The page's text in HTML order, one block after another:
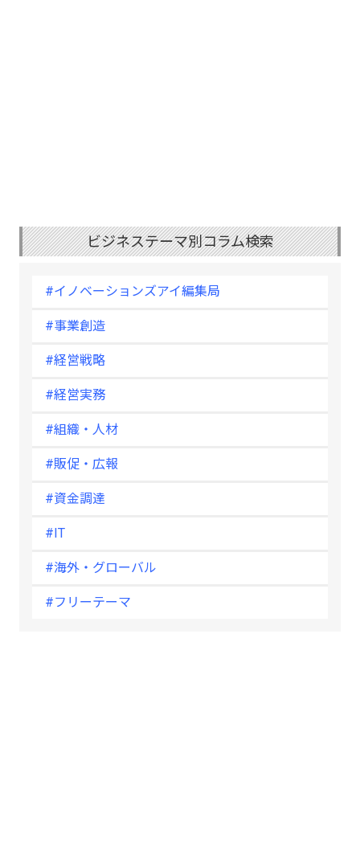
ビジネステーマ別コラム検索
#イノベーションズアイ編集局
#事業創造
#経営戦略
#経営実務
#組織・人材
#販促・広報
#資金調達
#IT
#海外・グローバル
#フリーテーマ